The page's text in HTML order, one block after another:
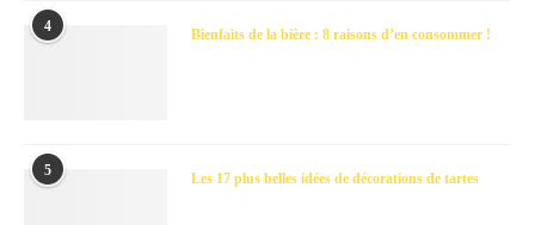
4 Bienfaits de la bière : 8 raisons d’en consommer !
5 Les 17 plus belles idées de décorations de tartes